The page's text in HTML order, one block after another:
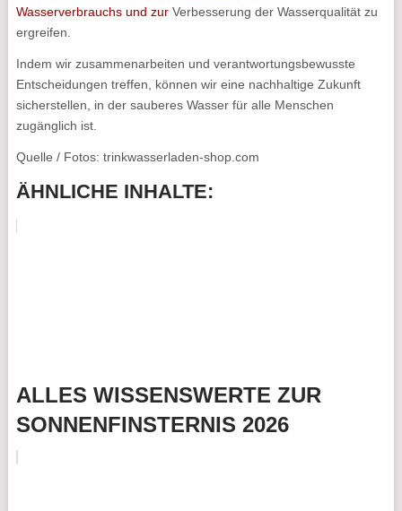
Wasserverbrauchs und zurVerbesserung der Wasserqualität zu
ergreifen.
Indem wir zusammenarbeiten und verantwortungsbewusste
Entscheidungen treffen, können wir eine nachhaltige Zukunft
sicherstellen, in der sauberes Wasser für alle Menschen
zugänglich ist.
Quelle / Fotos: trinkwasserladen-shop.com
ÄHNLICHE INHALTE:
ALLES WISSENSWERTE ZUR
SONNENFINSTERNIS 2026